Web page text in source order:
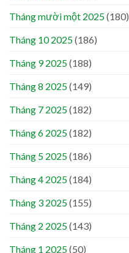
Tháng mười một 2025(180)
Tháng 10 2025(186)
Tháng 9 2025(188)
Tháng 8 2025(149)
Tháng 7 2025(182)
Tháng 6 2025(182)
Tháng 5 2025(186)
Tháng 4 2025(184)
Tháng 3 2025(155)
Tháng 2 2025(143)
Tháng 1 2025(50)